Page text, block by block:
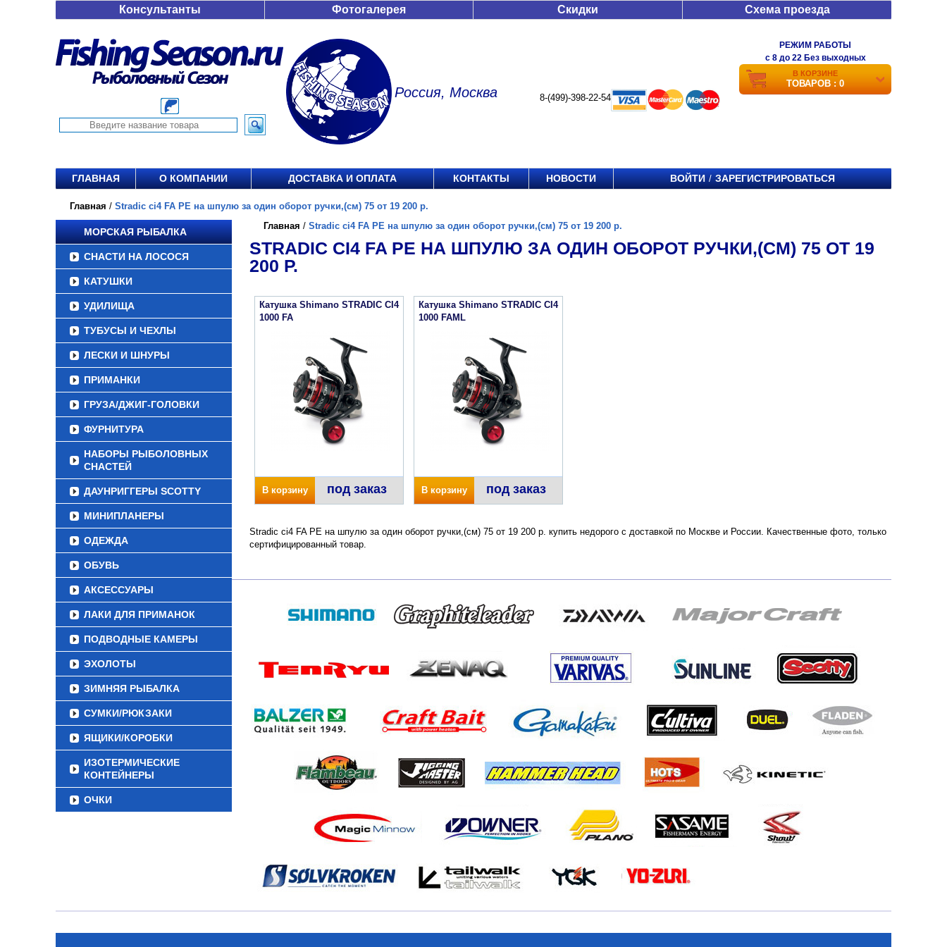
Консультанты Фотогалерея Скидки Схема проезда
Россия, Москва 8-(499)-398-22-54
РЕЖИМ РАБОТЫ
c 8 до 22 Без выходных
В КОРЗИНЕ
ТОВАРОВ : 0
ГЛАВНАЯ О КОМПАНИИ ДОСТАВКА И ОПЛАТА КОНТАКТЫ НОВОСТИ ВОЙТИ / ЗАРЕГИСТРИРОВАТЬСЯ
Главная / Stradic ci4 FA PE на шпулю за один оборот ручки,(см) 75 от 19 200 р.
МОРСКАЯ РЫБАЛКА
СНАСТИ НА ЛОСОСЯ
КАТУШКИ
УДИЛИЩА
ТУБУСЫ И ЧЕХЛЫ
ЛЕСКИ И ШНУРЫ
ПРИМАНКИ
ГРУЗА/ДЖИГ-ГОЛОВКИ
ФУРНИТУРА
НАБОРЫ РЫБОЛОВНЫХ
СНАСТЕЙ
ДАУНРИГГЕРЫ SCOTTY
МИНИПЛАНЕРЫ
ОДЕЖДА
ОБУВЬ
АКСЕССУАРЫ
ЛАКИ ДЛЯ ПРИМАНОК
ПОДВОДНЫЕ КАМЕРЫ
ЭХОЛОТЫ
ЗИМНЯЯ РЫБАЛКА
СУМКИ/РЮКЗАКИ
ЯЩИКИ/КОРОБКИ
ИЗОТЕРМИЧЕСКИЕ
КОНТЕЙНЕРЫ
ОЧКИ
Главная / Stradic ci4 FA PE на шпулю за один оборот ручки,(см) 75 от 19 200 р.
STRADIC CI4 FA PE НА ШПУЛЮ ЗА ОДИН ОБОРОТ РУЧКИ,(СМ) 75 ОТ 19
200 Р.
Катушка Shimano STRADIC CI4
1000 FA
В корзину под заказ
Катушка Shimano STRADIC CI4
1000 FAML
В корзину под заказ
Stradic ci4 FA PE на шпулю за один оборот ручки,(см) 75 от 19 200 р. купить недорого с доставкой по Москве и России. Качественные фото, только
сертифицированный товар.